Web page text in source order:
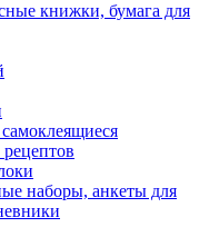
книжки, бумага для
наборы, анкеты для